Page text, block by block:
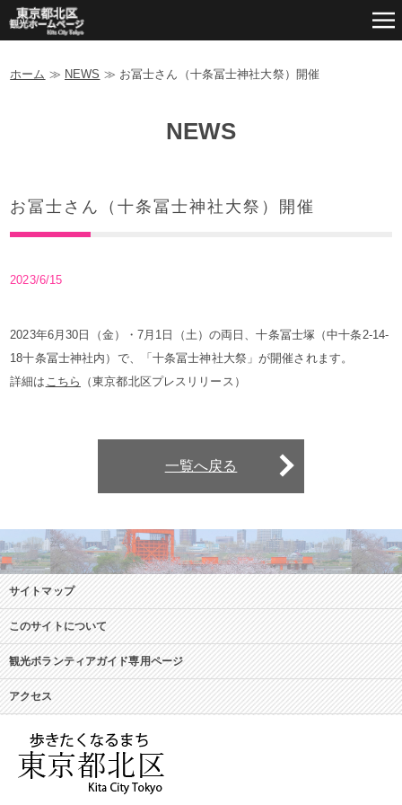
ホーム ≫ NEWS ≫ お冨士さん（十条冨士神社大祭）開催
NEWS
お冨士さん（十条冨士神社大祭）開催
2023/6/15
2023年6月30日（金）・7月1日（土）の両日、十条冨士塚（中十条2-14-
18十条冨士神社内）で、「十条冨士神社大祭」が開催されます。
詳細は こちら （東京都北区プレスリリース）
一覧へ戻る
サイトマップ
このサイトについて
観光ボランティアガイド専用ページ
アクセス